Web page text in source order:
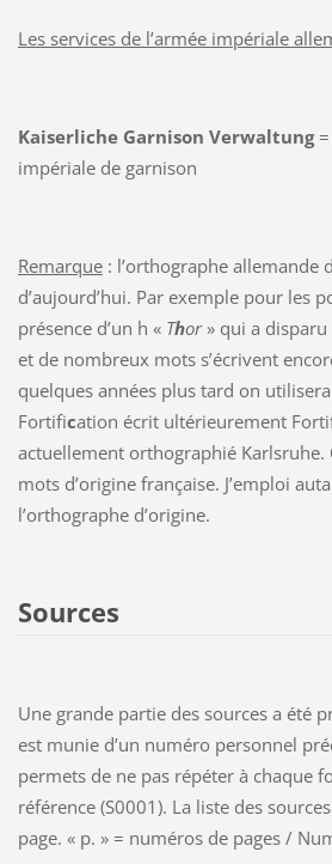
Les services de l’armée impériale
Kaiserliche Garnison Verwaltung=
impériale de garnison
Remarque: l’orthographe allemande
d’aujourd’hui. Par exemple pour les
présence d’un h « Thor» qui a disparu
et de nombreux mots s’écrivent
quelques années plus tard on
Fortification écrit ultérieurement
actuellement orthographié Karlsruhe.
mots d’origine française. J’emploi
l’orthographe d’origine.
Sources
Une grande partie des sources a été
est munie d’un numéro personnel
permets de ne pas répéter à chaque
référence (S0001). La liste des
page. « p. » = numéros de pages /